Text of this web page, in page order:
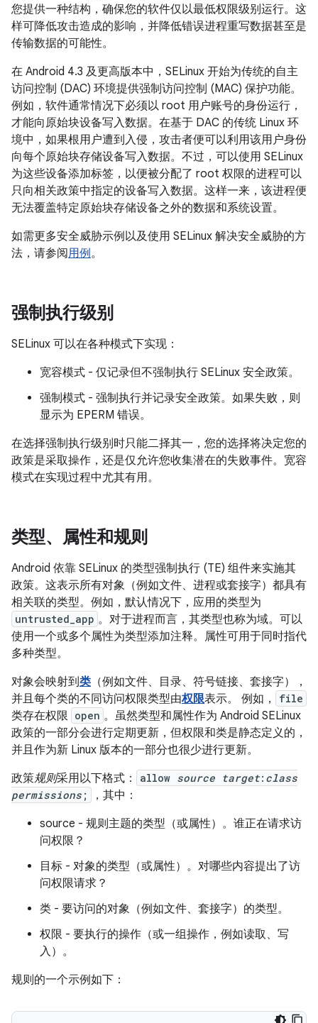
您提供一种结构，确保您的软件仅以最低权限级别运行。这
样可降低攻击造成的影响，并降低错误进程重写数据甚至是
传输数据的可能性。
在 Android 4.3 及更高版本中，SELinux 开始为传统的自主
访问控制 (DAC) 环境提供强制访问控制 (MAC) 保护功能。
例如，软件通常情况下必须以 root 用户账号的身份运行，
才能向原始块设备写入数据。在基于 DAC 的传统 Linux 环
境中，如果根用户遭到入侵，攻击者便可以利用该用户身份
向每个原始块存储设备写入数据。不过，可以使用 SELinux
为这些设备添加标签，以便被分配了 root 权限的进程可以
只向相关政策中指定的设备写入数据。这样一来，该进程便
无法覆盖特定原始块存储设备之外的数据和系统设置。
如需更多安全威胁示例以及使用 SELinux 解决安全威胁的方
法，请参阅用例。
强制执行级别
SELinux 可以在各种模式下实现：
宽容模式 - 仅记录但不强制执行 SELinux 安全政策。
强制模式 - 强制执行并记录安全政策。如果失败，则
显示为 EPERM 错误。
在选择强制执行级别时只能二择其一，您的选择将决定您的
政策是采取操作，还是仅允许您收集潜在的失败事件。宽容
模式在实现过程中尤其有用。
类型、属性和规则
Android 依靠 SELinux 的类型强制执行 (TE) 组件来实施其
政策。这表示所有对象（例如文件、进程或套接字）都具有
相关联的类型。 例如，默认情况下，应用的类型为
untrusted_app 。对于进程而言，其类型也称为域。 可以
使用一个或多个属性为类型添加注释。属性可用于同时指代
多种类型。
对象会映射到类 （例如文件、目录、符号链接、套接字），
并且每个类的不同访问权限类型由权限表示。 例如， file
类存在权限 open 。虽然类型和属性作为 Android SELinux
政策的一部分会进行定期更新，但权限和类是静态定义的，
并且作为新 Linux 版本的一部分也很少进行更新。
政策规则采用以下格式： allow source target: class
permissions ;
，其中：
source - 规则主题的类型（或属性）。谁正在请求访
问权限？
目标 - 对象的类型（或属性）。对哪些内容提出了访
问权限请求？
类 - 要访问的对象（例如文件、套接字）的类型。
权限 - 要执行的操作（或一组操作，例如读取、写
入）。
规则的一个示例如下：